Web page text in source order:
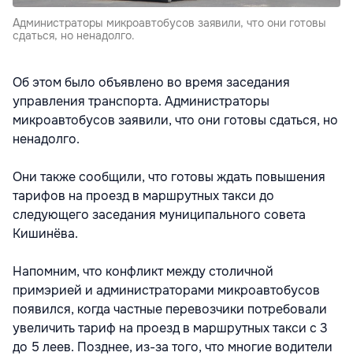
Администраторы микроавтобусов заявили, что они готовы
сдаться, но ненадолго.
Об этом было объявлено во время заседания
управления транспорта. Администраторы
микроавтобусов заявили, что они готовы сдаться, но
ненадолго.
Они также сообщили, что готовы ждать повышения
тарифов на проезд в маршрутных такси до
следующего заседания муниципального совета
Кишинёва.
Напомним, что конфликт между столичной
примэрией и администраторами микроавтобусов
появился, когда частные перевозчики потребовали
увеличить тариф на проезд в маршрутных такси с 3
до 5 леев. Позднее, из-за того, что многие водители